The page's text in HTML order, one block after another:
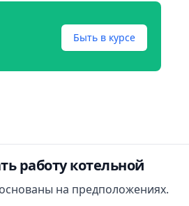
Быть в курсе
работу котельной
на предположениях.